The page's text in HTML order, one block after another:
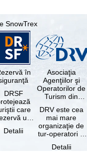
SnowTrex
în
DRSF
care
un
sau servicii
Detalii
Asociaţia
Agenţiilor şi
Operatorilor de
Turism din
DRV este cea
mai mare
organizaţie de
tur-operatori şi
turism din
Detalii